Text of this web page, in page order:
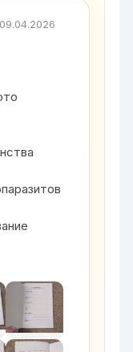
09.04.2026